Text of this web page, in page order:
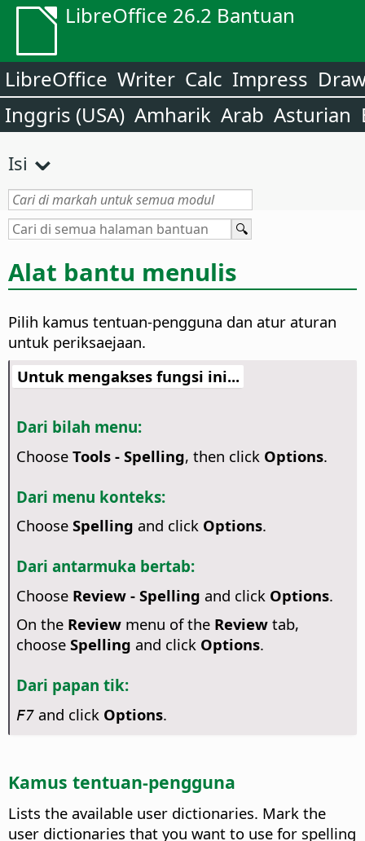
LibreOffice 26.2 Bantuan
LibreOffice Writer Calc Impress
Inggris (USA) Amharik Arab Asturian
Isi
Alat bantu menulis
Pilih kamus tentuan-pengguna dan atur aturan
untuk periksaejaan.
Untuk mengakses fungsi ini...
Dari bilah menu:
Choose Tools - Spelling, then click Options.
Dari menu konteks:
Choose Spelling and click Options.
Dari antarmuka bertab:
Choose Review - Spelling and click Options.
On the Reviewmenu of the Reviewtab,
choose Spelling and click Options.
Dari papan tik:
F7and click Options.
Kamus tentuan-pengguna
Lists the available user dictionaries. Mark the
user dictionaries that you want to use for spelling